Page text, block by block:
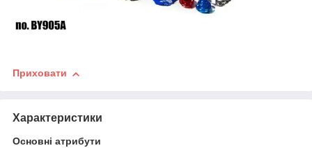
Приховати
Характеристики
Основні атрибути